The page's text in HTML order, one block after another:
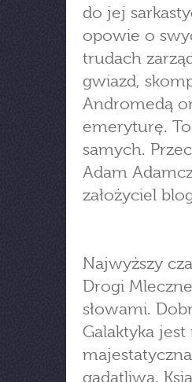
do jej
opowie o
trudach
gwiazd,
Andromedą
emeryturę.
samych.
Adam
założyciel
Najwyższy
Drogi
słowami.
Galaktyka
gadatliwa.